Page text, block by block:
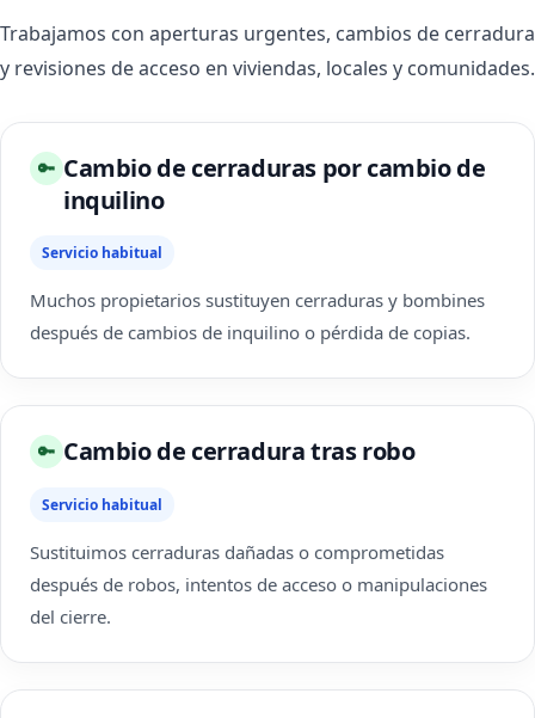
Trabajamos con aperturas urgentes, cambios de cerradura
y revisiones de acceso en viviendas, locales y comunidades.
🔑 Cambio de cerraduras por cambio de
inquilino
Servicio habitual
Muchos propietarios sustituyen cerraduras y bombines
después de cambios de inquilino o pérdida de copias.
🔑 Cambio de cerradura tras robo
Servicio habitual
Sustituimos cerraduras dañadas o comprometidas
después de robos, intentos de acceso o manipulaciones
del cierre.